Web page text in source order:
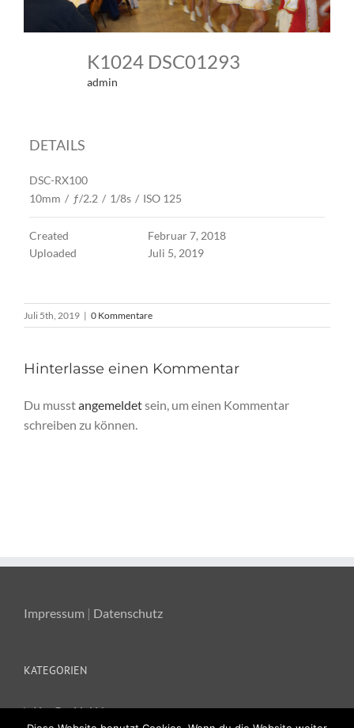
K1024 DSC01293
admin
DETAILS
DSC-RX100
10mm / ƒ/2.2 / 1/8s / ISO 125
Created
Februar 7, 2018
Uploaded
Juli 5, 2019
Juli 5th, 2019 | 0 Kommentare
Hinterlasse einen Kommentar
Du musstangemeldetsein, um einen Kommentar
schreiben zu können.
Impressum | Datenschutz
KATEGORIEN
Ka-Ge-Hei News